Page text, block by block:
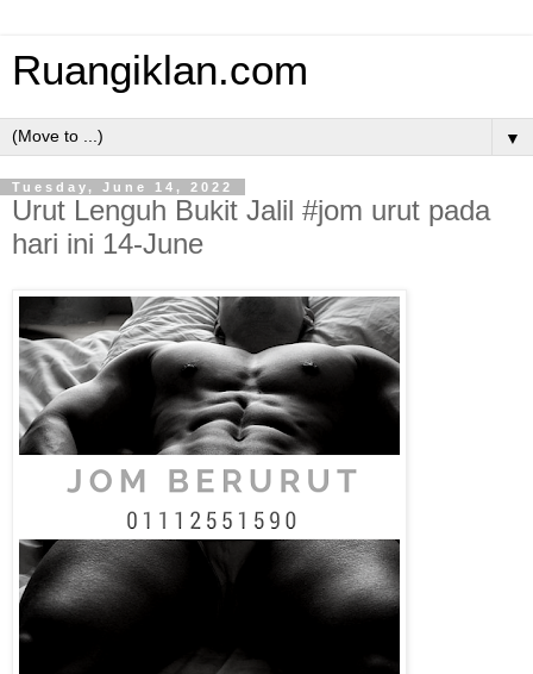
Ruangiklan.com
▼
Tuesday, June 14, 2022
Urut Lenguh Bukit Jalil #jom urut pada
hari ini 14-June